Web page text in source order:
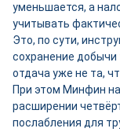
уменьшается, а
учитывать
Это, по сути,
сохранение добычи
отдача уже не та,
При этом Минфин
расширении
послабления для